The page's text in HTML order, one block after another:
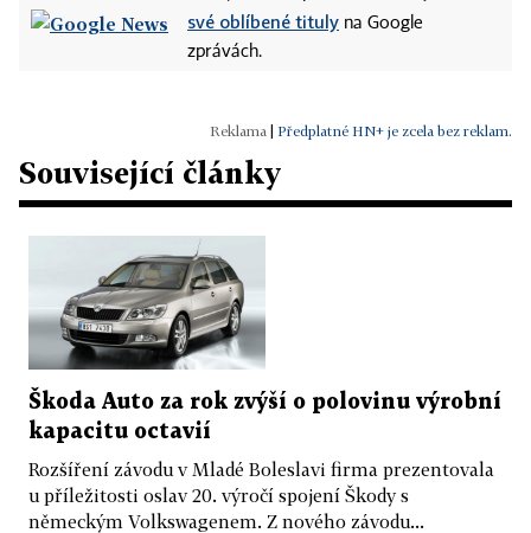
své oblíbené tituly na Google
zprávách.
Předplatné HN+ je zcela bez reklam.
Související články
Škoda Auto za rok zvýší o polovinu výrobní
kapacitu octavií
Rozšíření závodu v Mladé Boleslavi firma prezentovala
u příležitosti oslav 20. výročí spojení Škody s
německým Volkswagenem. Z nového závodu...